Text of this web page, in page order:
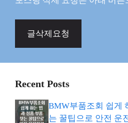
글삭제요청
Recent Posts
BMW부품조회 쉽게
는 꿀팁으로 안전 운